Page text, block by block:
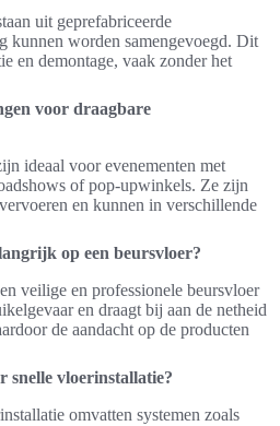
uit geprefabriceerde
kunnen worden samengevoegd. Dit
en demontage, vaak zonder het
voor draagbare
ideaal voor evenementen met
of pop-upwinkels. Ze zijn
en kunnen in verschillende
op een beursvloer?
veilige en professionele beursvloer
en draagt bij aan de netheid
de aandacht op de producten
snelle vloerinstallatie?
omvatten systemen zoals